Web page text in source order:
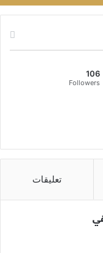
106
Followers
تعليقات